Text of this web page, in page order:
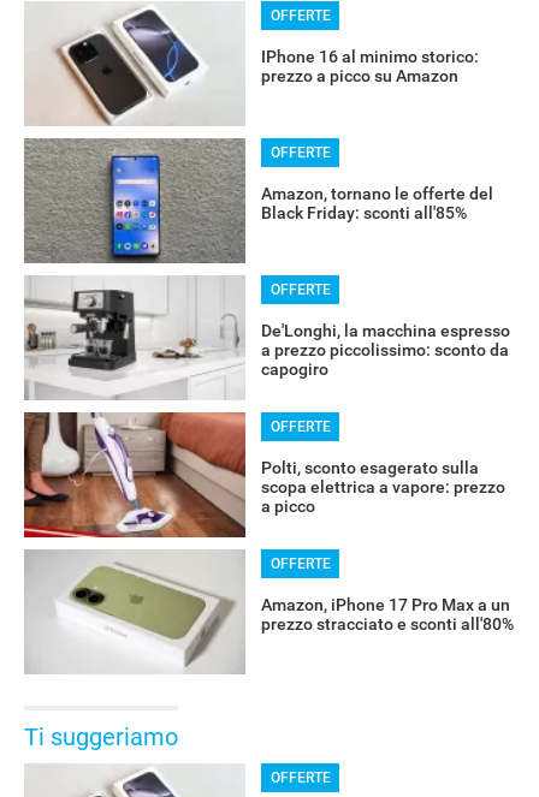
OFFERTE
IPhone 16 al minimo storico:
prezzo a picco su Amazon
OFFERTE
Amazon, tornano le offerte del
Black Friday: sconti all'85%
OFFERTE
De'Longhi, la macchina espresso
a prezzo piccolissimo: sconto da
capogiro
OFFERTE
Polti, sconto esagerato sulla
scopa elettrica a vapore: prezzo
a picco
OFFERTE
Amazon, iPhone 17 Pro Max a un
prezzo stracciato e sconti all'80%
Ti suggeriamo
OFFERTE